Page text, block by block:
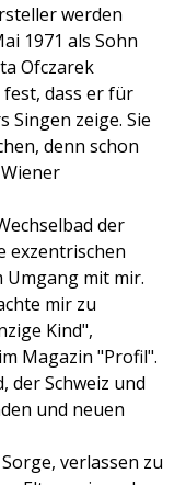
werden
1971 als Sohn
Ofczarek
dass er für
Singen zeige. Sie
denn schon
der
exzentrischen
Umgang mit mir.
mir zu
Kind",
Magazin "Profil".
der Schweiz und
und neuen
verlassen zu